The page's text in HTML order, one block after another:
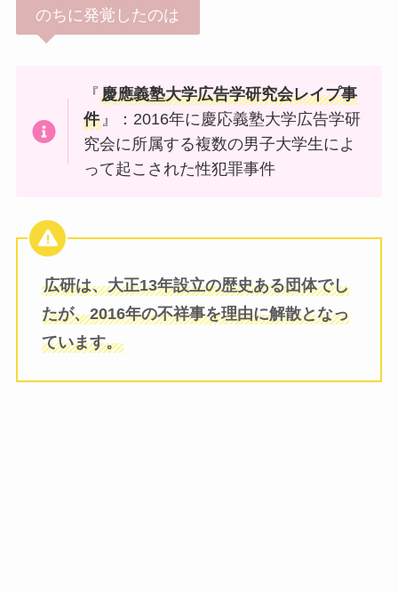
のちに発覚したのは
『慶應義塾大学広告学研究会レイプ事
件』：2016年に慶応義塾大学広告学研
究会に所属する複数の男子大学生によ
って起こされた性犯罪事件
広研は、大正13年設立の歴史ある団体でし
たが、2016年の不祥事を理由に解散となっ
ています。